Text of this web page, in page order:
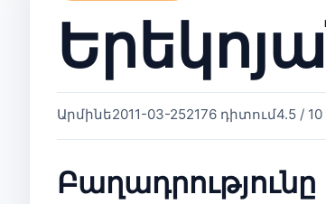
Արմինե2011-03-252176 դիտում4.5 / 10
Բաղադրությունը